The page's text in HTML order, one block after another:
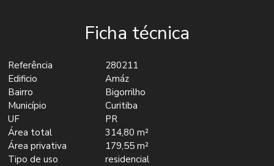
Ficha técnica
Referência
280211
Edificio
Amáz
Bairro
Bigorrilho
Município
Curitiba
UF
PR
Área total
314,80 m²
Área privativa
179,55 m²
Tipo de uso
residencial